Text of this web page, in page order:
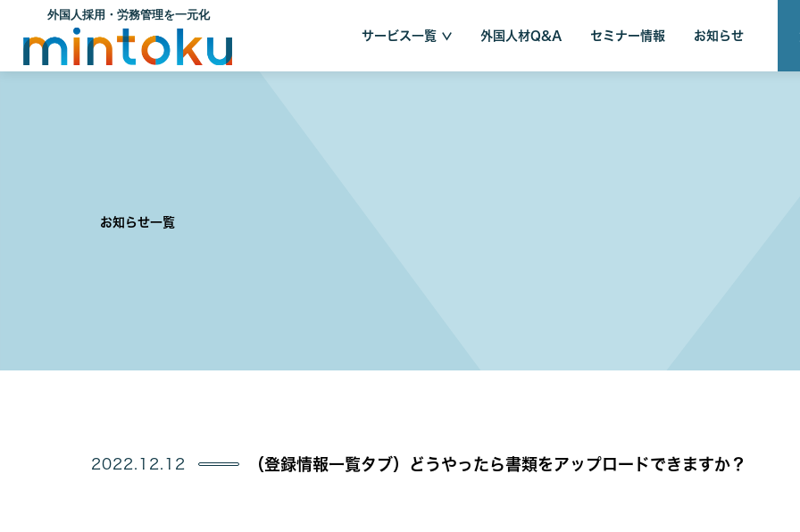
サービス一覧 外国人材Q&A セミナー情報 お知らせ
お知らせ一覧
2022.12.12 （登録情報一覧タブ）どうやったら書類をアップロードできますか？